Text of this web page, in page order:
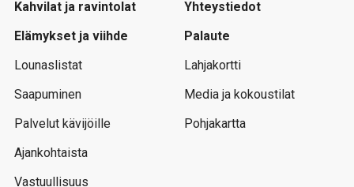
Kahvilat ja ravintolat
Elämykset ja viihde
Lounaslistat
Saapuminen
Palvelut kävijöille
Ajankohtaista
Vastuullisuus
Yhteystiedot
Palaute
Lahjakortti
Media ja kokoustilat
Pohjakartta